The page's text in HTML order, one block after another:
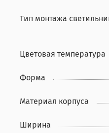
Тип монтажа
Цветовая температура
Форма
Материал корпуса
Ширина